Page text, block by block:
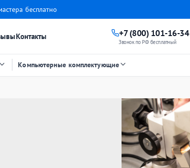
бесплатно
Контакты +7 (800) 101-16-34
Звонок по РФ бесплатный
Компьютерные комплектующие